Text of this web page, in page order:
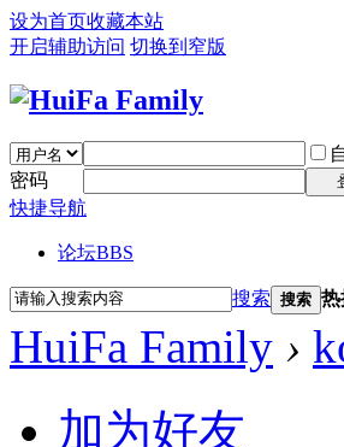
设为首页收藏本站
开启辅助访问 切换到窄版
密码
快捷导航
论坛BBS
搜索 搜索 热
HuiFa Family ›
加为好友